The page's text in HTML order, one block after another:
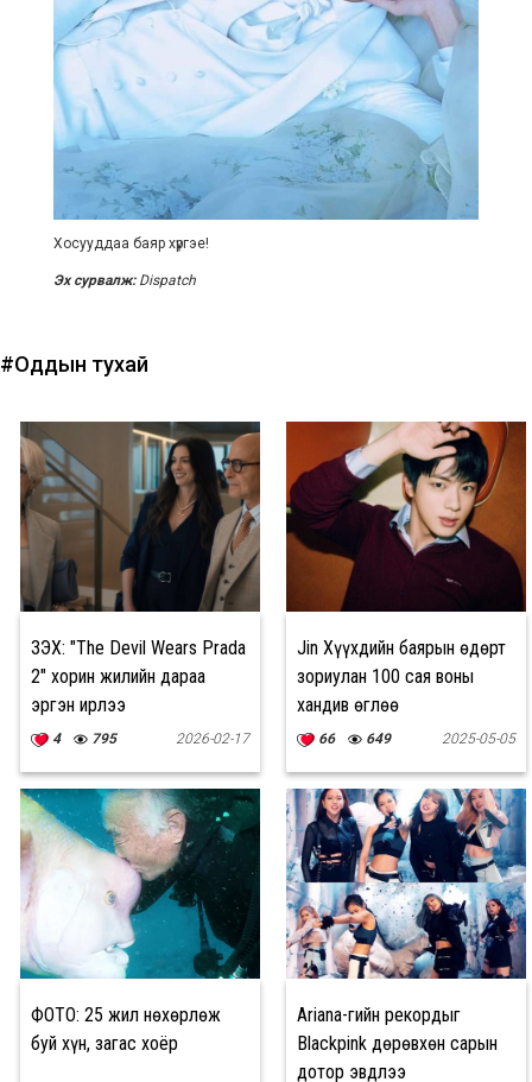
Хосууддаа баяр хүргэе!
Эх сурвалж:Dispatch
#Оддын тухай
ҮЗЭХ: "The Devil Wears Prada
2" хорин жилийн дараа
эргэн ирлээ
4 795 2026-02-17
Jin Хүүхдийн баярын өдөрт
зориулан 100 сая воны
хандив өглөө
66 649 2025-05-05
ФОТО: 25 жил нөхөрлөж
буй хүн, загас хоёр
Ariana-гийн рекордыг
Blackpink дөрөвхөн сарын
дотор эвдлээ